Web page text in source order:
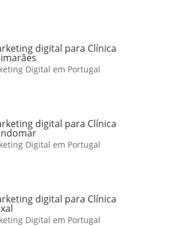
digital para Clínica
Digital em Portugal
digital para Clínica
Digital em Portugal
digital para Clínica
Digital em Portugal